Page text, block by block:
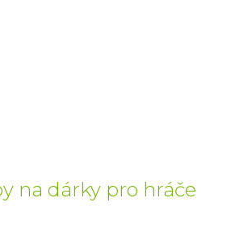
na dárky pro hráče